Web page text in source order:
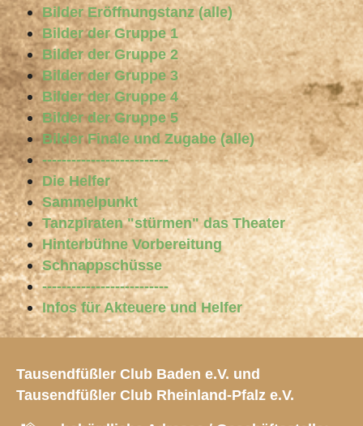
Bilder Eröffnungstanz (alle)
Bilder der Gruppe 1
Bilder der Gruppe 2
Bilder der Gruppe 3
Bilder der Gruppe 4
Bilder der Gruppe 5
Bilder Finale und Zugabe (alle)
--------------------------
Die Helfer
Sammelpunkt
Tanzpiraten "stürmen" das Theater
Hinterbühne Vorbereitung
Schnappschüsse
--------------------------
Infos für Akteuere und Helfer
Tausendfüßler Club Baden e.V. und
Tausendfüßler Club Rheinland-Pfalz e.V.